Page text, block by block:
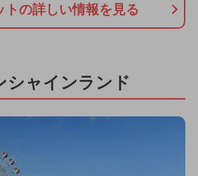
トの詳しい情報を見る
シャインランド